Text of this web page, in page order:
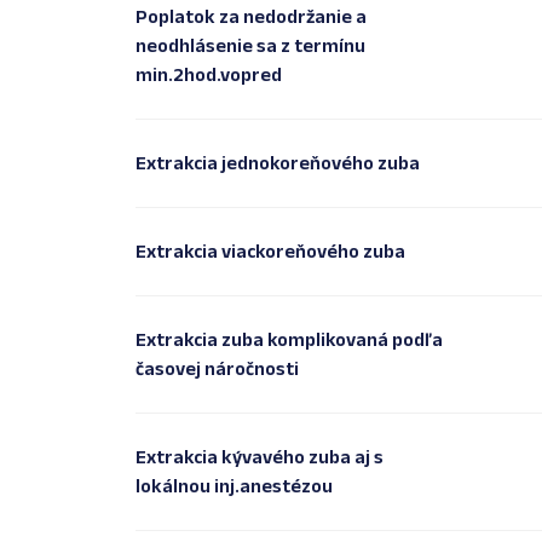
Poplatok za nedodržanie a
neodhlásenie sa z termínu
min.2hod.vopred
Extrakcia jednokoreňového zuba
Extrakcia viackoreňového zuba
Extrakcia zuba komplikovaná podľa
časovej náročnosti
Extrakcia kývavého zuba aj s
lokálnou inj.anestézou